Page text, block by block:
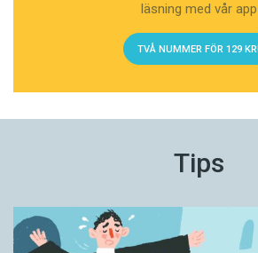
läsning med vår app
TVÅ NUMMER FÖR 129 KR!
Tips